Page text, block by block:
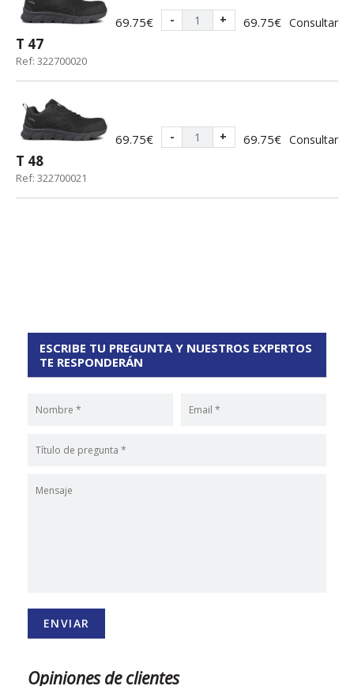
T 47
Ref: 322700020
69.75€ - + 69.75€ Consultar
T 48
Ref: 322700021
69.75€ - + 69.75€ Consultar
ESCRIBE TU PREGUNTA Y NUESTROS EXPERTOS
TE RESPONDERÁN
Opiniones de clientes